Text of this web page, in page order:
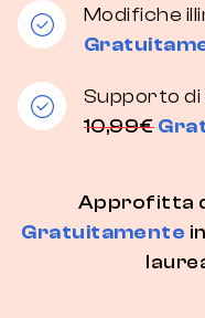
Modifiche
Supporto di
10,99€
Approfitta
Gratuitamente